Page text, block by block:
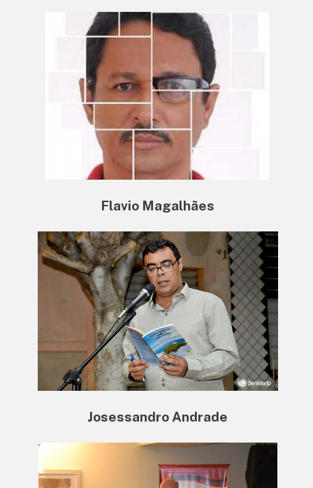
Flavio Magalhães
Josessandro Andrade